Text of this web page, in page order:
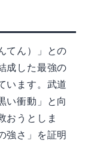
てん）」との
成した最強の
います。武道
い衝動」と向
おうとしま
強さ」を証明